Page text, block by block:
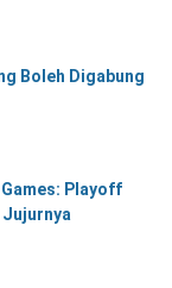
Boleh Digabung
Games: Playoff
Jujurnya